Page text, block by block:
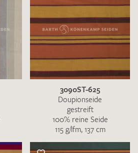
3090ST-625
Doupionseide
gestreift
100% reine Seide
115 g/lfm, 137 cm